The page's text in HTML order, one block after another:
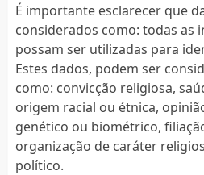
É importante esclarecer que
considerados como: todas as
possam ser utilizadas para
Estes dados, podem ser
como: convicção religiosa,
origem racial ou étnica,
genético ou biométrico,
organização de caráter
político.